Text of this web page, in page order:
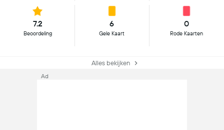
7.2
Beoordeling
6
Gele Kaart
0
Rode Kaarten
Alles bekijken
Ad